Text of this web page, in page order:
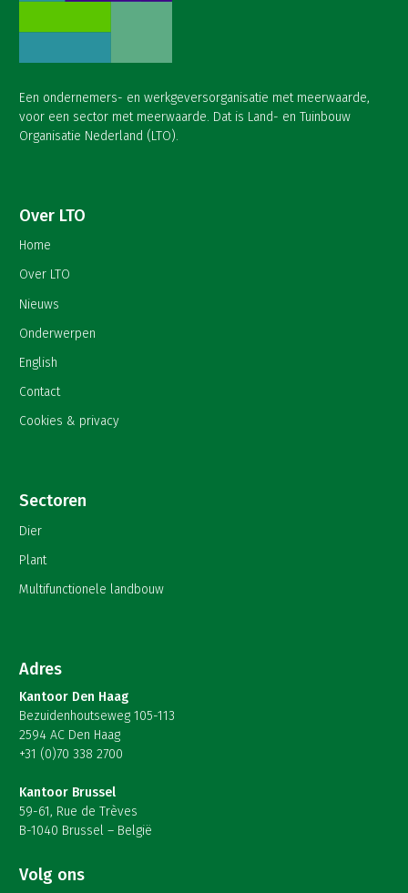
Een ondernemers- en werkgeversorganisatie met meerwaarde,
voor een sector met meerwaarde. Dat is Land- en Tuinbouw
Organisatie Nederland (LTO).
Over LTO
Home
Over LTO
Nieuws
Onderwerpen
English
Contact
Cookies & privacy
Sectoren
Dier
Plant
Multifunctionele landbouw
Adres
Kantoor Den Haag
Bezuidenhoutseweg 105-113
2594 AC Den Haag
+31 (0)70 338 2700
Kantoor Brussel
59-61, Rue de Trèves
B-1040 Brussel – België
Volg ons